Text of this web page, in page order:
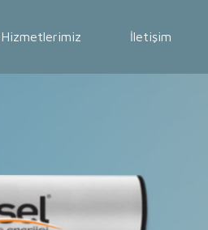
Hizmetlerimiz İletişim